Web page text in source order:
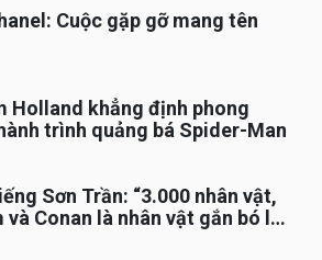
Cuộc gặp gỡ mang tên
Holland khẳng định phong
trình quảng bá Spider-Man
Sơn Trần: “3.000 nhân vật,
Conan là nhân vật gắn bó lâu